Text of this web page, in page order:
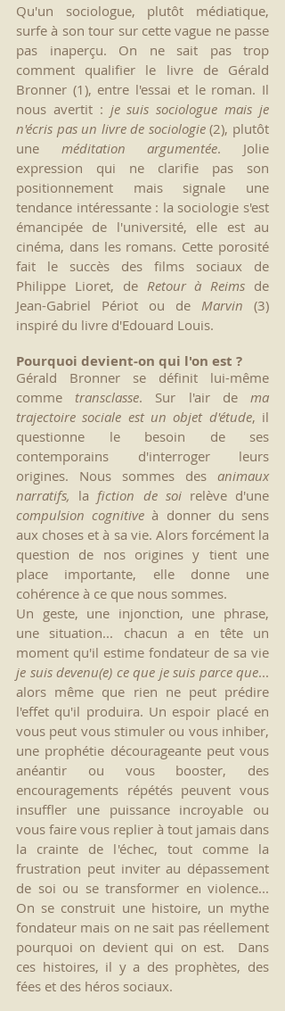
Qu'un sociologue, plutôt médiatique,
surfe à son tour sur cette vague ne passe
pas inaperçu. On ne sait pas trop
comment qualifier le livre de Gérald
Bronner (1), entre l'essai et le roman. Il
nous avertit : je suis sociologue mais je
n'écris pas un livre de sociologie (2), plutôt
une méditation argumentée. Jolie
expression qui ne clarifie pas son
positionnement mais signale une
tendance intéressante : la sociologie s'est
émancipée de l'université, elle est au
cinéma, dans les romans. Cette porosité
fait le succès des films sociaux de
Philippe Lioret, de Retour à Reims de
Jean-Gabriel Périot ou de Marvin (3)
inspiré du livre d'Edouard Louis.
Pourquoi devient-on qui l'on est ?
Gérald Bronner se définit lui-même
comme transclasse. Sur l'air de ma
trajectoire sociale est un objet d'étude, il
questionne le besoin de ses
contemporains d'interroger leurs
origines. Nous sommes des animaux
narratifs, la fiction de soi
compulsion cognitive à donner du sens
aux choses et à sa vie. Alors forcément la
question de nos origines y tient une
place importante, elle donne une
cohérence à ce que nous sommes.
Un geste, une injonction, une phrase,
une situation... chacun a en tête un
je suis devenu(e) ce que je suis parce que...
alors même que rien ne peut prédire
l'effet qu'il produira. Un espoir placé en
vous peut vous stimuler ou vous inhiber,
une prophétie décourageante peut vous
anéantir ou vous booster, des
encouragements répétés peuvent vous
insuffler une puissance incroyable ou
vous faire vous replier à tout jamais dans
la crainte de l'échec, tout comme la
frustration peut inviter au dépassement
de soi ou se transformer en violence...
On se construit une histoire, un mythe
fondateur mais on ne sait pas réellement
pourquoi on devient qui on est.  Dans
ces histoires, il y a des prophètes, des
fées et des héros sociaux.